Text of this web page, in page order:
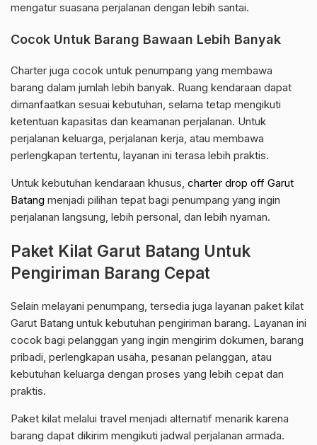
mengatur suasana perjalanan dengan lebih santai.
Cocok Untuk Barang Bawaan Lebih Banyak
Charter juga cocok untuk penumpang yang membawa
barang dalam jumlah lebih banyak. Ruang kendaraan dapat
dimanfaatkan sesuai kebutuhan, selama tetap mengikuti
ketentuan kapasitas dan keamanan perjalanan. Untuk
perjalanan keluarga, perjalanan kerja, atau membawa
perlengkapan tertentu, layanan ini terasa lebih praktis.
Untuk kebutuhan kendaraan khusus, charter drop off Garut
Batang menjadi pilihan tepat bagi penumpang yang ingin
perjalanan langsung, lebih personal, dan lebih nyaman.
Paket Kilat Garut Batang Untuk
Pengiriman Barang Cepat
Selain melayani penumpang, tersedia juga layanan paket kilat
Garut Batang untuk kebutuhan pengiriman barang. Layanan ini
cocok bagi pelanggan yang ingin mengirim dokumen, barang
pribadi, perlengkapan usaha, pesanan pelanggan, atau
kebutuhan keluarga dengan proses yang lebih cepat dan
praktis.
Paket kilat melalui travel menjadi alternatif menarik karena
barang dapat dikirim mengikuti jadwal perjalanan armada.